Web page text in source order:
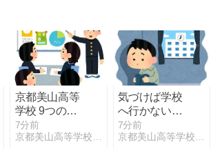
京都美山高等
学校 9つの日
本初 その４
7分前
京都美山高等学校 保健体育科 担当教員のつぶやき
気づけば学校
へ行かない
日々が当たり
前
7分前
京都美山高等学校 数学科 担当教員のつぶやき